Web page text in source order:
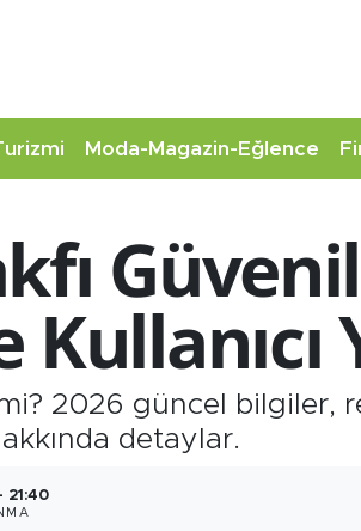
Moda-Magazin-Eğlence
2026 güncel bilgiler,
detaylar.
21:40